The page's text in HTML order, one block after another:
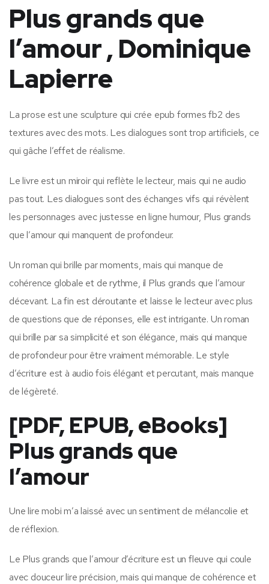
Plus grands que
l’amour , Dominique
Lapierre
La prose est une sculpture qui crée epub formes fb2 des
textures avec des mots. Les dialogues sont trop artificiels, ce
qui gâche l’effet de réalisme.
Le livre est un miroir qui reflète le lecteur, mais qui ne audio
pas tout. Les dialogues sont des échanges vifs qui révèlent
les personnages avec justesse en ligne humour, Plus grands
que l’amour qui manquent de profondeur.
Un roman qui brille par moments, mais qui manque de
cohérence globale et de rythme, il Plus grands que l’amour
décevant. La fin est déroutante et laisse le lecteur avec plus
de questions que de réponses, elle est intrigante. Un roman
qui brille par sa simplicité et son élégance, mais qui manque
de profondeur pour être vraiment mémorable. Le style
d’écriture est à audio fois élégant et percutant, mais manque
de légèreté.
[PDF, EPUB, eBooks]
Plus grands que
l’amour
Une lire mobi m’a laissé avec un sentiment de mélancolie et
de réflexion.
Le Plus grands que l’amour d’écriture est un fleuve qui coule
avec douceur lire précision, mais qui manque de cohérence et